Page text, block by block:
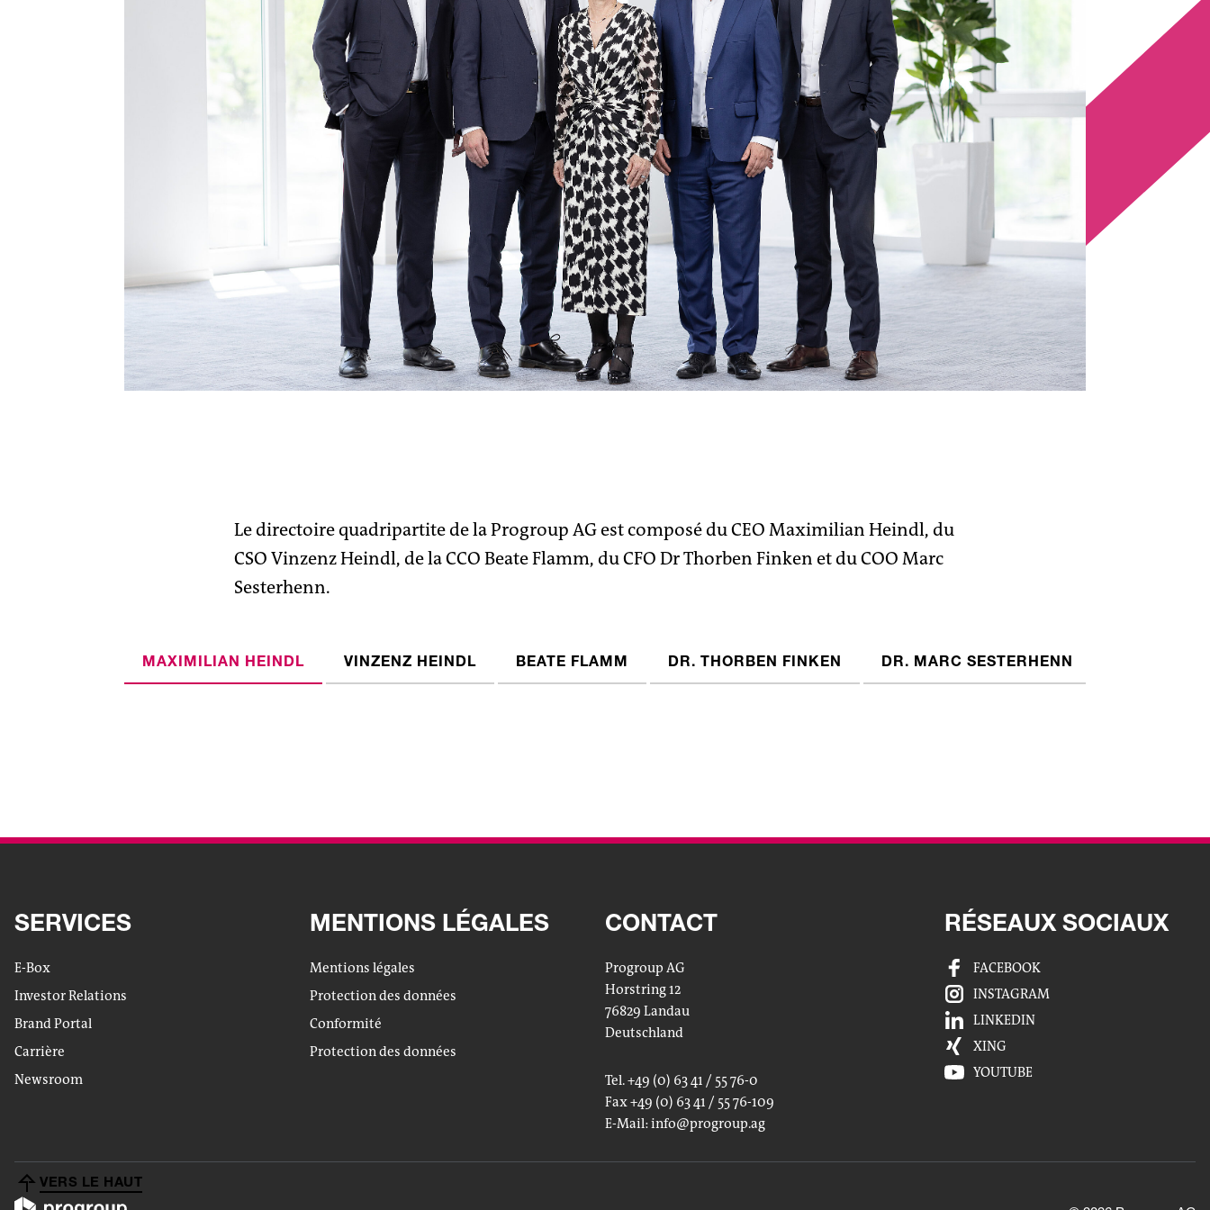
Le directoire quadripartite de la Progroup AG est composé du CEO Maximilian Heindl, du
CSO Vinzenz Heindl, de la CCO Beate Flamm, du CFO Dr Thorben Finken et du COO Marc
Sesterhenn.
MAXIMILIAN HEINDL VINZENZ HEINDL BEATE FLAMM DR. THORBEN FINKEN DR. MARC SESTERHENN
VERS LE HAUT
SERVICES
E-Box
Investor Relations
Brand Portal
Carrière
Newsroom
MENTIONS LÉGALES
Mentions légales
Protection des données
Conformité
Protection des données
CONTACT
Progroup AG
Horstring 12
76829 Landau
Deutschland
Tel. +49 (0) 63 41 / 55 76-0
Fax +49 (0) 63 41 / 55 76-109
E-Mail:info@progroup.ag
RÉSEAUX SOCIAUX
FACEBOOK
INSTAGRAM
LINKEDIN
XING
YOUTUBE